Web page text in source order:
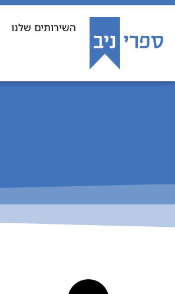
השירותים שלנו